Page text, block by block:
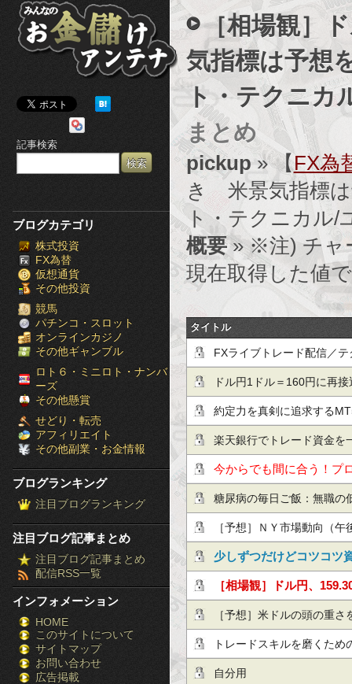
み
ん
な
の
お
金
儲
け
ア
ン
テ
ナ
［ブ
ロ
グ
ラ
ン
キ
ン
グ］-
株
FX
競
記事検索
ブログカテゴリ
株式投資
FX為替
仮想通貨
その他投資
競馬
パチンコ・スロット
オンラインカジノ
その他ギャンブル
ロト６・ミニロト・ナンバ
ーズ
その他懸賞
せどり・転売
アフィリエイト
その他副業・お金情報
ブログランキング
注目ブログランキング
注目ブログ記事まとめ
注目ブログ記事まとめ
配信RSS一覧
インフォメーション
HOME
このサイトについて
サイトマップ
お問い合わせ
広告掲載
［相場観］
気指標は予想
ト・テクニカ
まとめ
pickup» 【FX為
き 米景気指標は
ト・テクニカル/
概要» ※注) チャ
現在取得した値
タイトル
FXライブトレード配信／
いくらいわかる買い時、
とトレードスタイルを学ぶ
ドル円1ドル＝160円に再
も円安傾向止まらず！
約定力を真剣に追求する
Execution品質で決まる
楽天銀行でトレード資金を
今からでも間に合う！プ
糖尿病の毎日ご飯：無職の
尿病40-43日目）
［予想］ＮＹ市場動向（
ル高、原油先物1.22ドル安
通し・テクニカル/掲示板
少しずつだけどコツコツ
月利10％の投資手法！
［相場観］ドル円、
気指標は予想を大きく上
ト・テクニカル/ユーロ円
［予想］米ドルの頭の重
が1.18ドルの節目を回復
定され…他、今日これから
トレードスキルを磨くため
自分用